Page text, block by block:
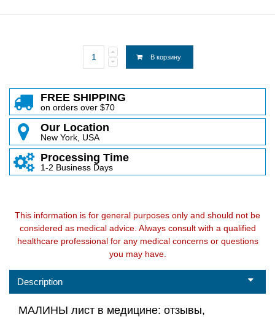
В корзину
FREE SHIPPING
on orders over $70
Our Location
New York, USA
Processing Time
1-2 Business Days
This information is for general purposes only and should not be
considered as medical advice. Always consult with a qualified
healthcare professional for any medical concerns or questions
you may have.
Description
МАЛИНЫ лист в медицине: отзывы,